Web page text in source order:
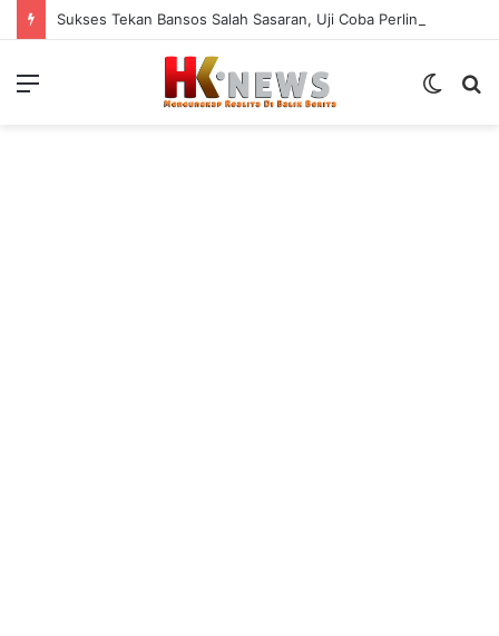
Menu
Switch